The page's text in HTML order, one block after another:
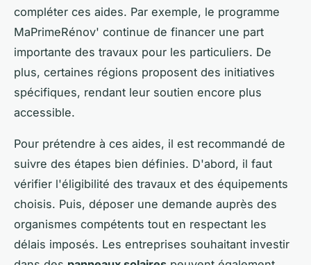
compléter ces aides. Par exemple, le programme
MaPrimeRénov' continue de financer une part
importante des travaux pour les particuliers. De
plus, certaines régions proposent des initiatives
spécifiques, rendant leur soutien encore plus
accessible.
Pour prétendre à ces aides, il est recommandé de
suivre des étapes bien définies. D'abord, il faut
vérifier l'éligibilité des travaux et des équipements
choisis. Puis, déposer une demande auprès des
organismes compétents tout en respectant les
délais imposés. Les entreprises souhaitant investir